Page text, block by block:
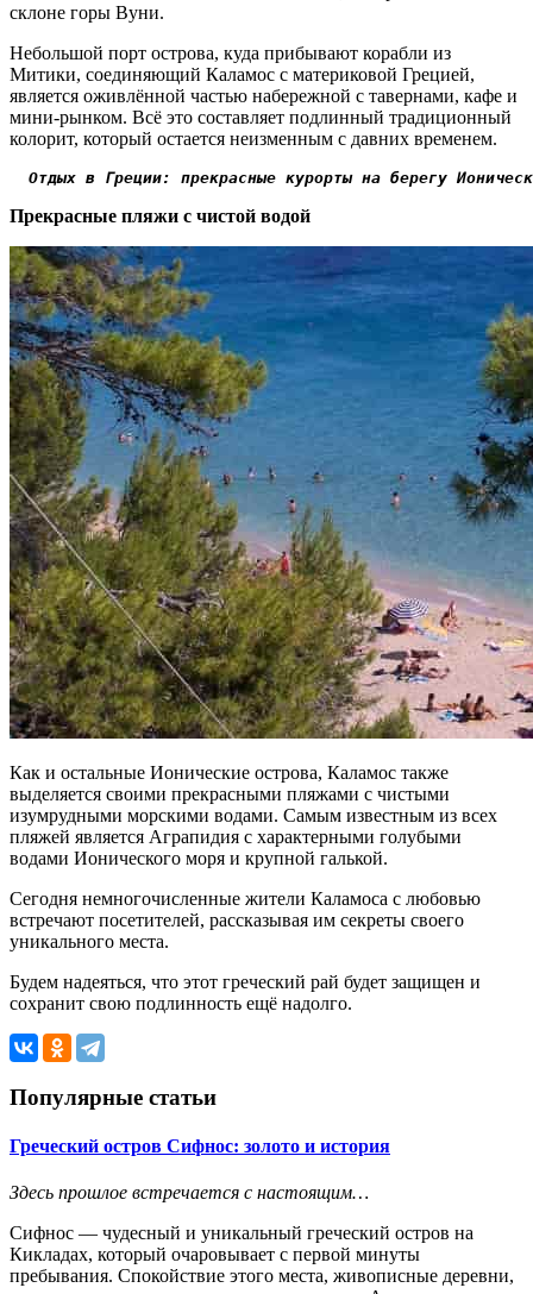
склоне горы Вуни.
Небольшой порт острова, куда прибывают корабли из
Митики, соединяющий Каламос с материковой Грецией,
является оживлённой частью набережной с тавернами, кафе и
мини-рынком. Всё это составляет подлинный традиционный
колорит, который остается неизменным с давних временем.
Отдых в Греции: прекрасные курорты на берегу
Прекрасные пляжи с чистой водой
Как и остальные Ионические острова, Каламос также
выделяется своими прекрасными пляжами с чистыми
изумрудными морскими водами. Самым известным из всех
пляжей является Аграпидия с характерными голубыми
водами Ионического моря и крупной галькой.
Сегодня немногочисленные жители Каламоса с любовью
встречают посетителей, рассказывая им секреты своего
уникального места.
Будем надеяться, что этот греческий рай будет защищен и
сохранит свою подлинность ещё надолго.
Популярные статьи
Греческий остров Сифнос: золото и история
Здесь прошлое встречается с настоящим…
Сифнос — чудесный и уникальный греческий остров на
Кикладах, который очаровывает с первой минуты
пребывания. Спокойствие этого места, живописные деревни,